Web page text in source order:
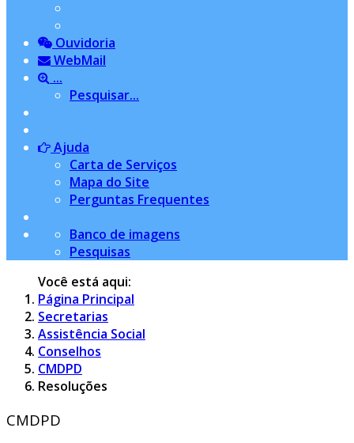
Ouvidoria
WebMail
...
Pesquisar...
Ajuda
Carta de Serviços
Mapa do Site
Perguntas Frequentes
Banco de imagens
Pesquisas
Você está aqui:
Página Principal
Secretarias
Assistência Social
Conselhos
CMDPD
Resoluções
CMDPD